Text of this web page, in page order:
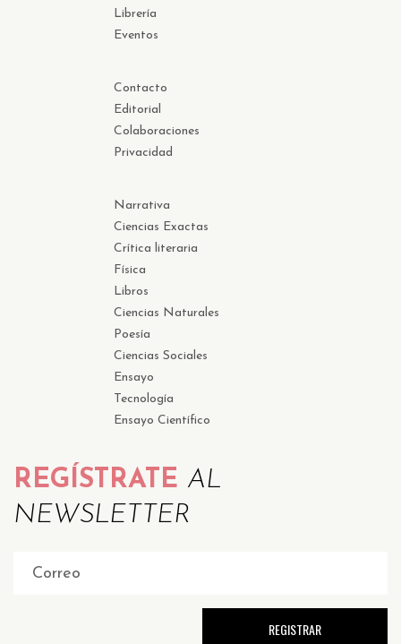
Librería
Eventos
Contacto
Editorial
Colaboraciones
Privacidad
Narrativa
Ciencias Exactas
Crítica literaria
Física
Libros
Ciencias Naturales
Poesía
Ciencias Sociales
Ensayo
Tecnología
Ensayo Científico
REGÍSTRATE AL
NEWSLETTER